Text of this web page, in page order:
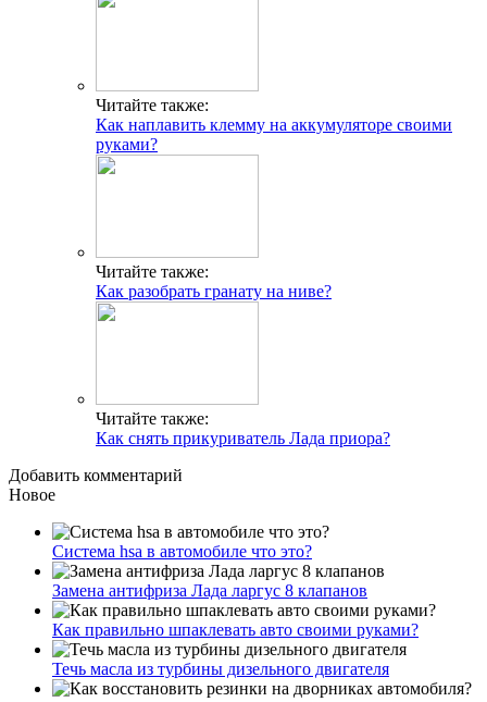
Читайте также:
Как наплавить клемму на аккумуляторе своими
руками?
Читайте также:
Как разобрать гранату на ниве?
Читайте также:
Как снять прикуриватель Лада приора?
Добавить комментарий
Новое
Система hsa в автомобиле что это?
Замена антифриза Лада ларгус 8 клапанов
Как правильно шпаклевать авто своими руками?
Течь масла из турбины дизельного двигателя